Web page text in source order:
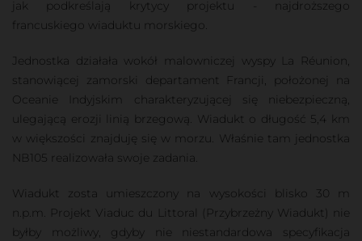
jak podkreślają krytycy projektu - najdroższego
francuskiego wiaduktu morskiego.
Jednostka działała wokół malowniczej wyspy La Réunion,
stanowiącej zamorski departament Francji, położonej na
Oceanie Indyjskim charakteryzującej się niebezpieczną,
ulegającą erozji linią brzegową. Wiadukt o długość 5,4 km
w większości znajduję się w morzu. Właśnie tam jednostka
NB105 realizowała swoje zadania.
Wiadukt zosta umieszczony na wysokości blisko 30 m
n.p.m. Projekt Viaduc du Littoral (Przybrzeżny Wiadukt) nie
byłby możliwy, gdyby nie niestandardowa specyfikacja